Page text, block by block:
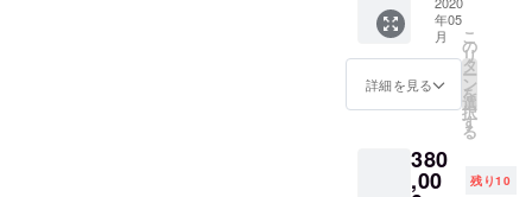
ない場
合は、
ご準備
第お送
り致し
お送り
先： 受
き）の
場合：
合計6～
8万円、
4名宿泊
～10万
円とな
e.com/)
※割引
コード
を発行
いたし
ます。
ご予約
の際、
お部屋
の料金
は、季
節によ
り変動
しま
しいお
値段
-----------
----- 下
記、ご
予約に
あた
り、注
がござ
いま
てご利
用いた
だくこ
とが可
能で
す。端
きまし
ては現
掲載歴
≫ NHK
WORLD
BUSIN
ESS・
NHK・
済新
聞・毎
体も心
もきれ
いに
なっ
て、い
つもよ
ラット
な会話
携した
事業の
進め
方・地
方での
着地型
ウンド
の成功
宿泊割
引券に
するで
もよ
し、お
食事や
フェ、
施設内
年05
月
詳細を見る
こ
の
リ
タ
ー
ン
を
選
択
す
る
380
,00 残り10